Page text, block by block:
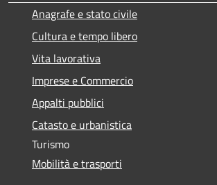
Anagrafe e stato civile
Cultura e tempo libero
Vita lavorativa
Imprese e Commercio
Appalti pubblici
Catasto e urbanistica
Turismo
Mobilità e trasporti